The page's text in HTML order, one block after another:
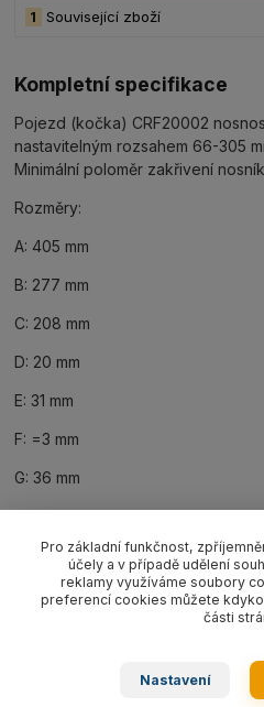
Související zboží
1
Kompletní specifikace
Pojezd (kočka) CRF20002
nastavitelným rozsahem 66-305
Minimální poloměr zakřivení
Rozměry:
A: 405 mm
B: 277 mm
C: 208 mm
D: 20 mm
E: 31 mm
F: =3 mm
G: 36 mm
Související zboží
Pro základní funkčnost,
účely a v případě udělení
reklamy využíváme soubory
preferencí cookies můžete
části
Nastavení